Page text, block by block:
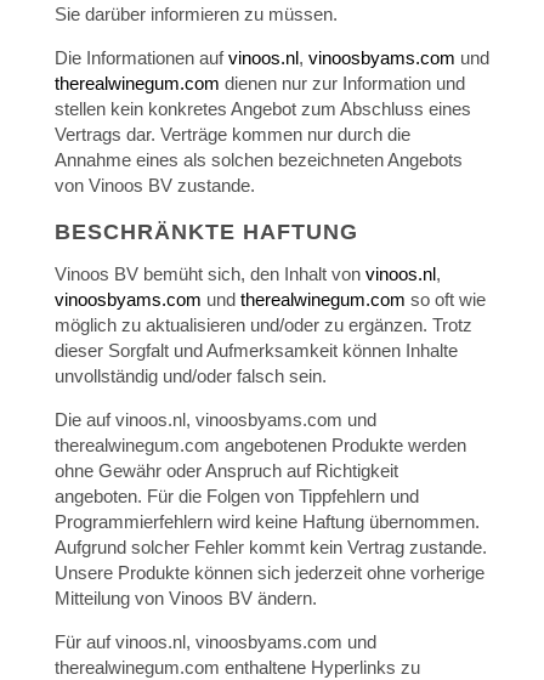
Sie darüber informieren zu müssen.
Die Informationen auf vinoos.nl, vinoosbyams.com und
therealwinegum.com dienen nur zur Information und
stellen kein konkretes Angebot zum Abschluss eines
Vertrags dar. Verträge kommen nur durch die
Annahme eines als solchen bezeichneten Angebots
von Vinoos BV zustande.
BESCHRÄNKTE HAFTUNG
Vinoos BV bemüht sich, den Inhalt von vinoos.nl,
vinoosbyams.com und therealwinegum.com so oft wie
möglich zu aktualisieren und/oder zu ergänzen. Trotz
dieser Sorgfalt und Aufmerksamkeit können Inhalte
unvollständig und/oder falsch sein.
Die auf vinoos.nl, vinoosbyams.com und
therealwinegum.com angebotenen Produkte werden
ohne Gewähr oder Anspruch auf Richtigkeit
angeboten. Für die Folgen von Tippfehlern und
Programmierfehlern wird keine Haftung übernommen.
Aufgrund solcher Fehler kommt kein Vertrag zustande.
Unsere Produkte können sich jederzeit ohne vorherige
Mitteilung von Vinoos BV ändern.
Für auf vinoos.nl, vinoosbyams.com und
therealwinegum.com enthaltene Hyperlinks zu